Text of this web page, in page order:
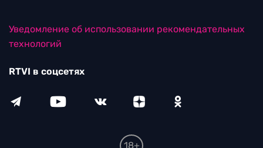
Уведомление об использовании рекомендательных
технологий
RTVI в соцсетях
18+